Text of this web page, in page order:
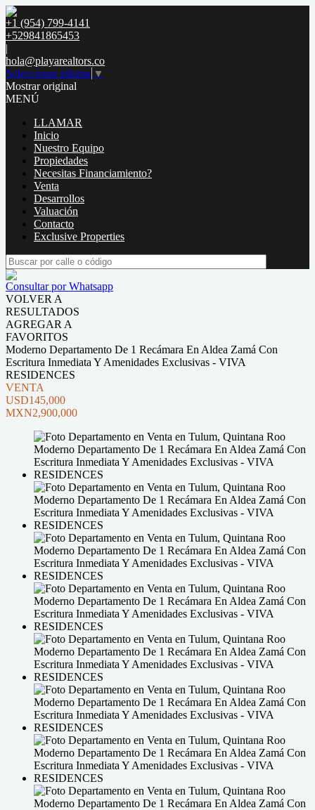
+1 (954) 799-4141
+529841865453
|
hola@playarealtors.co
Seleccionar idioma ▼
Mostrar original
MENÚ
LLAMAR
Inicio
Nuestro Equipo
Propiedades
Necesitas Financiamiento?
Venta
Desarrollos
Valuación
Contacto
Exclusive Properties
Consultar por Whatsapp
VOLVER A
RESULTADOS
AGREGAR A
FAVORITOS
Moderno Departamento De 1 Recámara En Aldea Zamá Con
Escritura Inmediata Y Amenidades Exclusivas - VIVA
RESIDENCES
VENTA
USD145,000
MXN2,900,000